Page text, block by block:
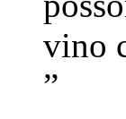
vino
”